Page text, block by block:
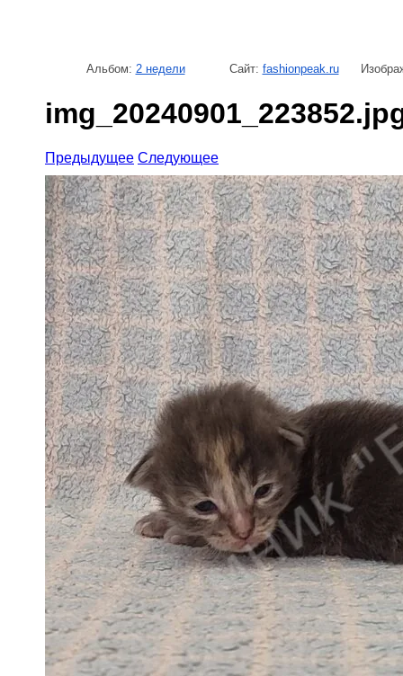
Альбом: 2 недели Сайт: fashionpeak.ru
Предыдущее Следующее